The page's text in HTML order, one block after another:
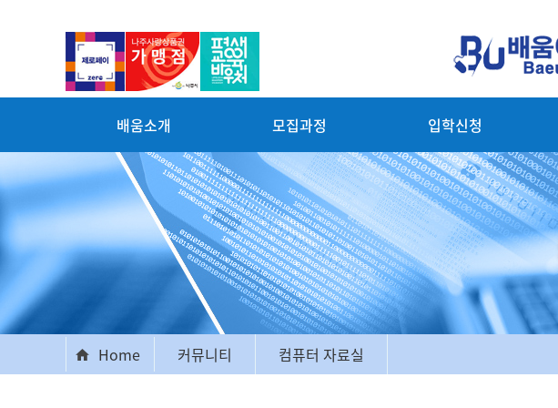
배움소개 모집과정 입학신청
Home 커뮤니티 컴퓨터 자료실